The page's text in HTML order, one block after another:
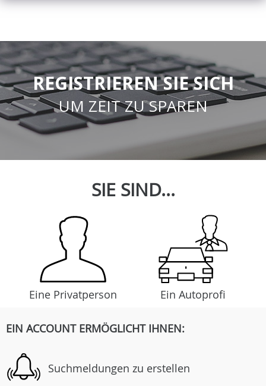
REGISTRIEREN SIE SICH
UM ZEIT ZU SPAREN
SIE SIND...
Eine Privatperson Ein Autoprofi
EIN ACCOUNT ERMÖGLICHT IHNEN:
Suchmeldungen zu erstellen